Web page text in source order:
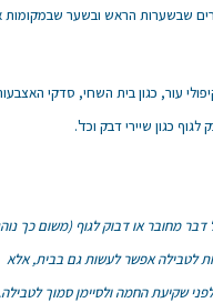
שבשערות הראש ובשער שבמקומות
עור, כגון בית השחי, סדקי
כגון שיירי דבק וכד'.
מחובר או דבוק לגוף (משום כך
לטבילה אפשר לעשות גם בבית, אלא
שקיעת החמה ולסיימן סמוך לטבילה.